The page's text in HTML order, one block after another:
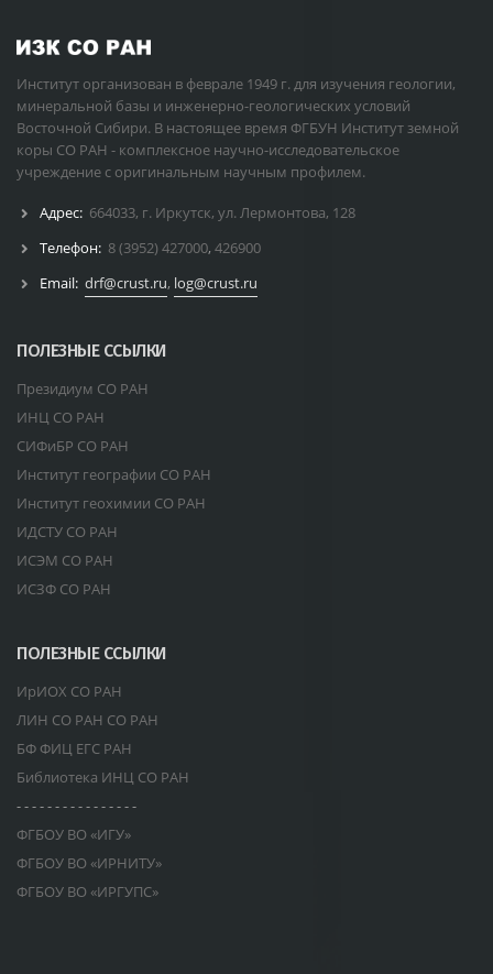
Институт организован в феврале 1949 г. для изучения геологии,
минеральной базы и инженерно-геологических условий
Восточной Сибири. В настоящее время ФГБУН Институт земной
коры СО РАН - комплексное научно-исследовательское
учреждение с оригинальным научным профилем.
Адрес: 664033, г. Иркутск, ул. Лермонтова, 128
Телефон: 8 (3952) 427000, 426900
Email: drf@crust.ru, log@crust.ru
ПОЛЕЗНЫЕ ССЫЛКИ
Президиум СО РАН
ИНЦ СО РАН
СИФиБР СО РАН
Институт географии СО РАН
Институт геохимии СО РАН
ИДСТУ СО РАН
ИСЭМ СО РАН
ИСЗФ СО РАН
ПОЛЕЗНЫЕ ССЫЛКИ
ИрИОХ СО РАН
ЛИН СО РАН СО РАН
БФ ФИЦ ЕГС РАН
Библиотека ИНЦ СО РАН
- - - - - - - - - - - - - - - -
ФГБОУ ВО «ИГУ»
ФГБОУ ВО «ИРНИТУ»
ФГБОУ ВО «ИРГУПС»